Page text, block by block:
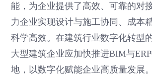
能，为企业提供了高效、可靠的对
力企业实现设计与施工协同、成本
科学高效。在建筑行业数字化转型
大型建筑企业应加快推进BIM与
地，以数字化赋能企业高质量发展